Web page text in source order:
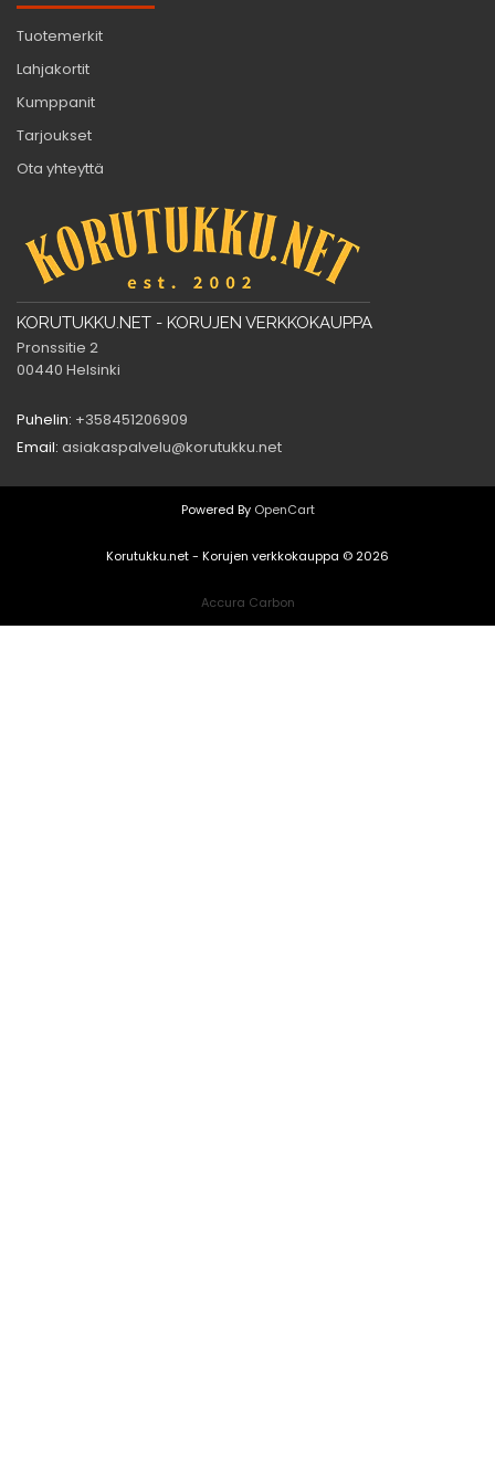
Tuotemerkit
Lahjakortit
Kumppanit
Tarjoukset
Ota yhteyttä
KORUTUKKU.NET - KORUJEN VERKKOKAUPPA
Pronssitie 2
00440 Helsinki
Puhelin: +358451206909
Email: asiakaspalvelu@korutukku.net
Powered By OpenCart
Korutukku.net - Korujen verkkokauppa © 2026
Accura Carbon